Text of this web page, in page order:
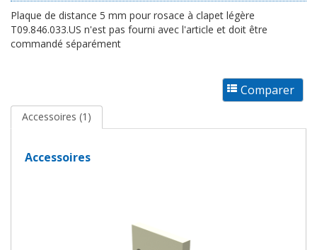
Plaque de distance 5 mm pour rosace à clapet légère
T09.846.033.US n'est pas fourni avec l'article et doit être
commandé séparément
Accessoires (1)
Accessoires